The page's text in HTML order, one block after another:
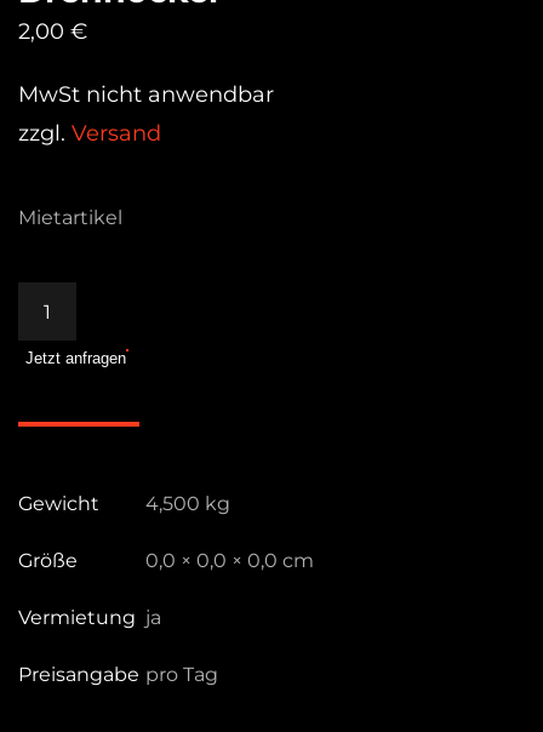
2,00 €
MwSt nicht anwendbar
zzgl. Versand
Mietartikel
Jetzt anfragen
Gewicht 4,500 kg
Größe 0,0 × 0,0 × 0,0 cm
Vermietung ja
Preisangabe pro Tag